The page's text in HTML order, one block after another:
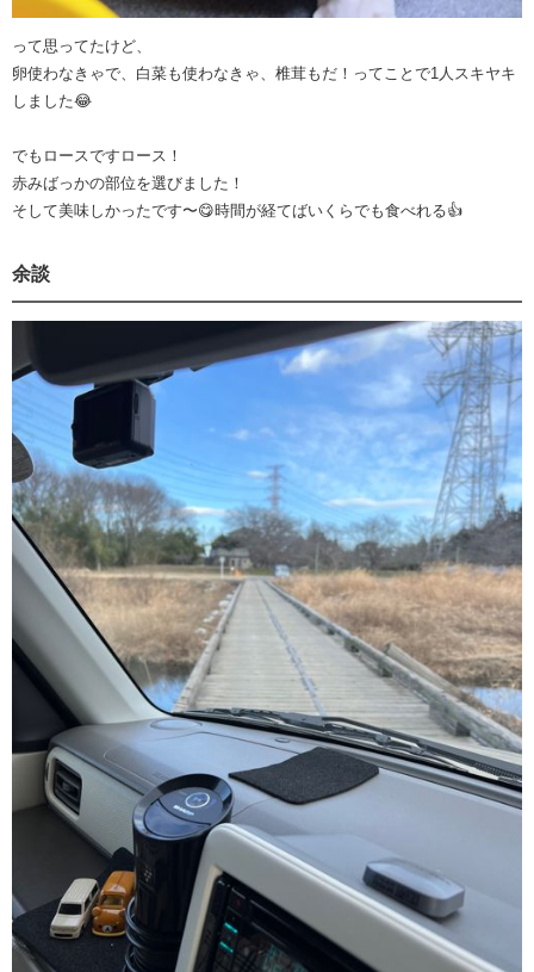
って思ってたけど、
卵使わなきゃで、白菜も使わなきゃ、椎茸もだ！ってことで1人スキヤキ
しました😂
でもロースですロース！
赤みばっかの部位を選びました！
そして美味しかったです〜😋時間が経てばいくらでも食べれる👍
余談